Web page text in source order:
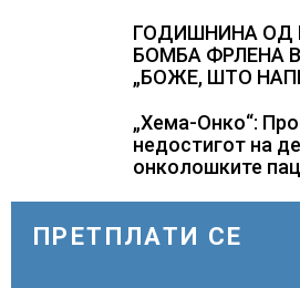
ГОДИШНИНА ОД
БОМБА ФРЛЕНА
„БОЖЕ, ШТО
Геј“ и
бомбардирањето
настан што го
„Хема-Онко“:
недостигот на
онколошките
ПРЕТПЛАТИ СЕ